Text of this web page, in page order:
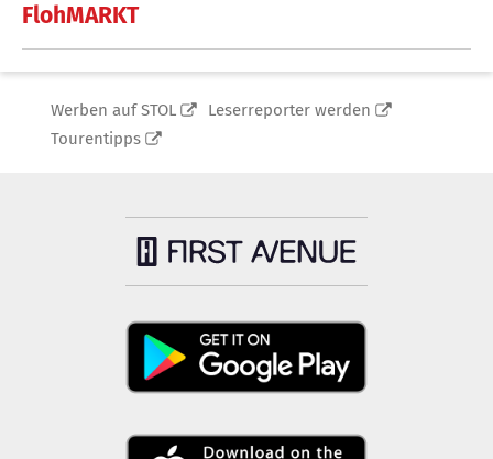
FlohMARKT
Werben auf STOL
Leserreporter werden
Tourentipps